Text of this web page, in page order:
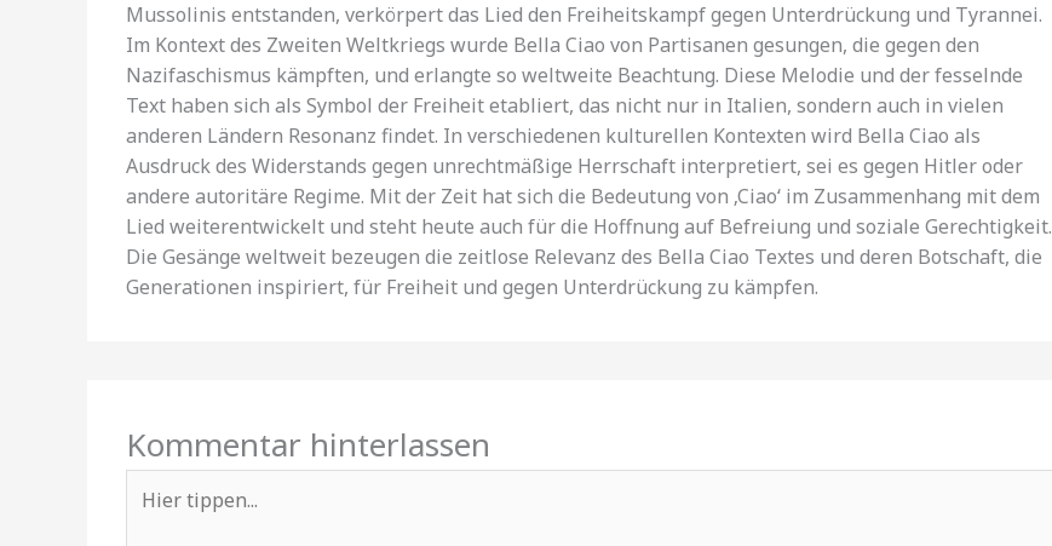
Mussolinis entstanden, verkörpert das Lied den Freiheitskampf gegen Unterdrückung und Tyrannei.
Im Kontext des Zweiten Weltkriegs wurde Bella Ciao von Partisanen gesungen, die gegen den
Nazifaschismus kämpften, und erlangte so weltweite Beachtung. Diese Melodie und der fesselnde
Text haben sich als Symbol der Freiheit etabliert, das nicht nur in Italien, sondern auch in vielen
anderen Ländern Resonanz findet. In verschiedenen kulturellen Kontexten wird Bella Ciao als
Ausdruck des Widerstands gegen unrechtmäßige Herrschaft interpretiert, sei es gegen Hitler oder
andere autoritäre Regime. Mit der Zeit hat sich die Bedeutung von ‚Ciao‘ im Zusammenhang mit dem
Lied weiterentwickelt und steht heute auch für die Hoffnung auf Befreiung und soziale Gerechtigkeit.
Die Gesänge weltweit bezeugen die zeitlose Relevanz des Bella Ciao Textes und deren Botschaft, die
Generationen inspiriert, für Freiheit und gegen Unterdrückung zu kämpfen.
Kommentar hinterlassen
tippen...